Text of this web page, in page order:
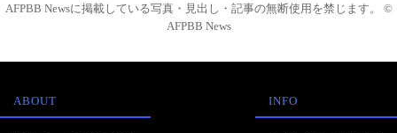
AFPBB Newsに掲載している写真・見出し・記事の無断使用を禁じます。 ©
AFPBB News
ABOUT INFO